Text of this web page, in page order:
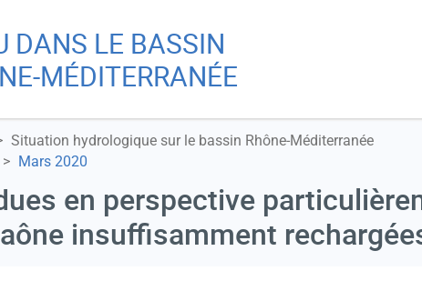
au
contenu
principal
to
main
menu
DANS LE BASSIN
MÉDITERRANÉE
Situation hydrologique sur le bassin Rhône-Méditerranée
Mars 2020
en perspective
insuffisamment